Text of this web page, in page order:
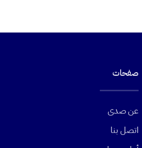
صفحات
عن صدى
اتصل بنا